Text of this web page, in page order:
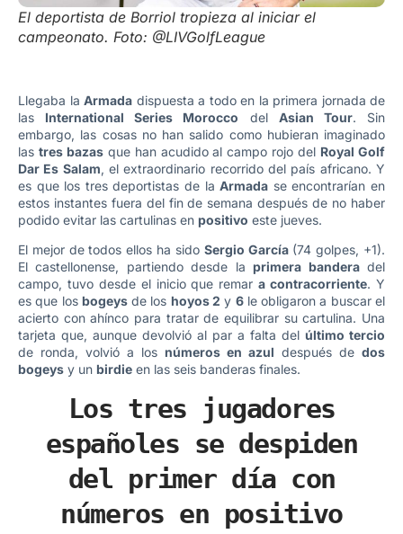
El deportista de Borriol tropieza al iniciar el
campeonato. Foto: @LIVGolfLeague
Llegaba la Armada dispuesta a todo en la primera jornada de
las International Series Morocco del Asian Tour. Sin
embargo, las cosas no han salido como hubieran imaginado
las tres bazasque han acudido al campo rojo del Royal Golf
Dar Es Salam, el extraordinario recorrido del país africano. Y
es que los tres deportistas de laArmada se encontrarían en
estos instantes fuera del fin de semana después de no haber
podido evitar las cartulinas en positivo este jueves.
El mejor de todos ellos ha sido Sergio García(74 golpes, +1).
El castellonense, partiendo desde la primera banderadel
campo, tuvo desde el inicio que remara contracorriente. Y
es que los bogeysde los hoyos 2 y 6le obligaron a buscar el
acierto con ahínco para tratar de equilibrar su cartulina. Una
tarjeta que, aunque devolvió al par a falta del último tercio
de ronda, volvió a los números en azul después de dos
bogeys y un birdie en las seis banderas finales.
Los tres jugadores
españoles se despiden
del primer día con
números en positivo